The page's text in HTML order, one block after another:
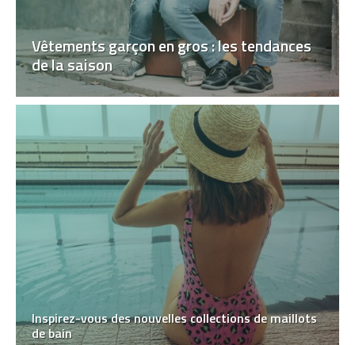
Vêtements garçon en gros : les tendances
de la saison
Inspirez-vous des nouvelles collections de maillots
de bain